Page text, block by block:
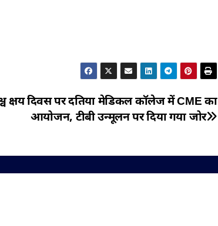
क्षय दिवस पर दतिया मेडिकल कॉलेज में CME का
आयोजन, टीबी उन्मूलन पर दिया गया जोर